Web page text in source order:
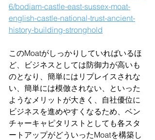
6/bodiam-castle-east-sussex-moat-
english-castle-national-trust-ancient-
history-building-stronghold
このMoatがしっかりしていればいるほ
ど、ビジネスとしては防御力が高いも
のとなり、簡単にはリプレイスされな
い、簡単には模倣されない、といった
ようなメリットが大きく、自社優位に
ビジネスを進めやすくなるため、ベン
チャーキャピタリストとしても各スタ
ートアップがどういったMoatを構築し